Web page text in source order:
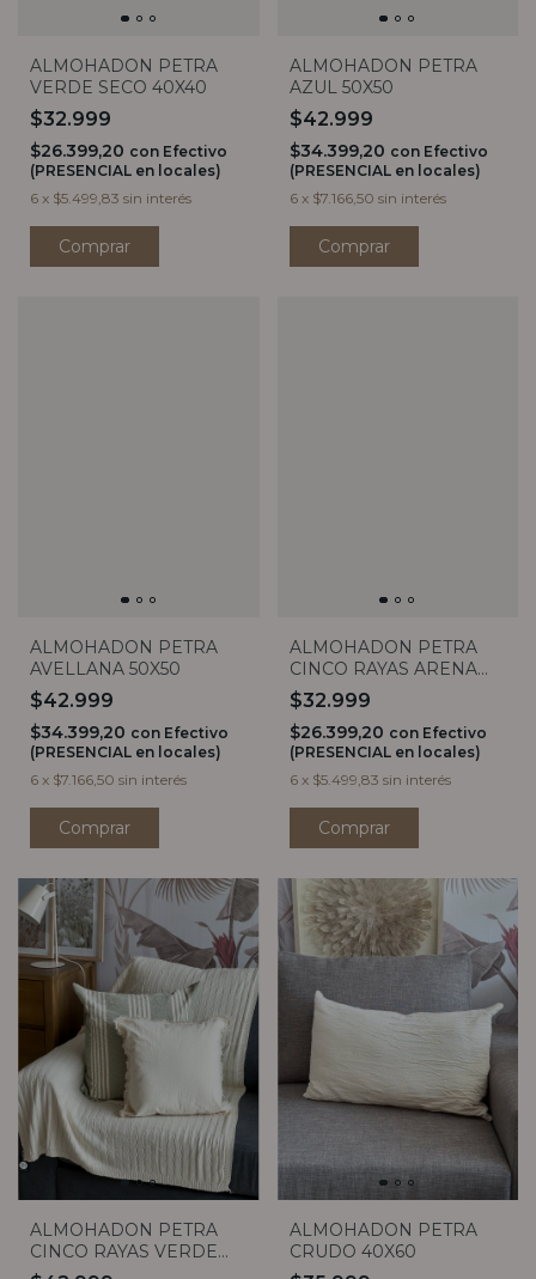
ALMOHADON PETRA
VERDE SECO 40X40
$32.999
$26.399,20 con Efectivo
(PRESENCIAL en locales)
6 x $5.499,83 sin interés
Comprar
ALMOHADON PETRA
AZUL 50X50
$42.999
$34.399,20 con Efectivo
(PRESENCIAL en locales)
6 x $7.166,50 sin interés
Comprar
ALMOHADON PETRA
AVELLANA 50X50
$42.999
$34.399,20 con Efectivo
(PRESENCIAL en locales)
6 x $7.166,50 sin interés
Comprar
ALMOHADON PETRA
CINCO RAYAS ARENA
40X40
$32.999
$26.399,20 con Efectivo
(PRESENCIAL en locales)
6 x $5.499,83 sin interés
Comprar
ALMOHADON PETRA
CINCO RAYAS VERDE
INVERSO 50X50
ALMOHADON PETRA
CRUDO 40X60